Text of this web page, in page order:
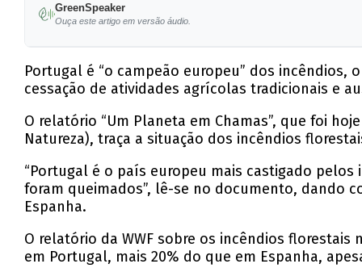
GreenSpeaker
Ouça este artigo em versão áudio.
Portugal é “o campeão europeu” dos
cessação de atividades agrícolas tradicionais e
O relatório “Um Planeta em Chamas”, que foi
Natureza), traça a situação dos incêndios
“Portugal é o país europeu mais castigado
foram queimados”, lê-se no documento, dando
Espanha.
O relatório da WWF sobre os incêndios
em Portugal, mais 20% do que em Espanha,